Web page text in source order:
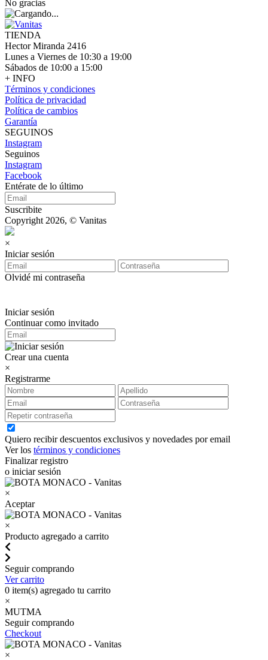
No gracias
TIENDA
Hector Miranda 2416
Lunes a Viernes de 10:30 a 19:00
Sábados de 10:00 a 15:00
+ INFO
Términos y condiciones
Política de privacidad
Política de cambios
Garantía
SEGUINOS
Instagram
Seguinos
Instagram
Facebook
Entérate de lo último
Suscribite
Copyright 2026, © Vanitas
×
Iniciar sesión
Olvidé mi contraseña
Iniciar sesión
Continuar como invitado
Crear una cuenta
×
Registrarme
Quiero recibir descuentos exclusivos y novedades por email
Ver los términos y condiciones
Finalizar registro
o iniciar sesión
×
Aceptar
×
Producto agregado a carrito
Seguir comprando
Ver carrito
0 item(s) agregado tu carrito
×
MUTMA
Seguir comprando
Checkout
×